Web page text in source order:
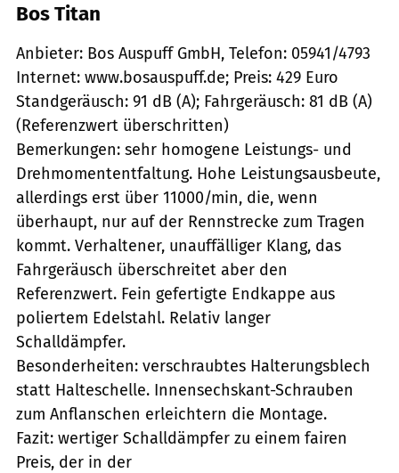
Bos Titan
Anbieter: Bos Auspuff GmbH, Telefon: 05941/4793
Internet: www.bosauspuff.de; Preis: 429 Euro
Standgeräusch: 91 dB (A); Fahrgeräusch: 81 dB (A)
(Referenzwert überschritten)
Bemerkungen: sehr homogene Leistungs- und
Drehmomententfaltung. Hohe Leistungsausbeute,
allerdings erst über 11000/min, die, wenn
überhaupt, nur auf der Rennstrecke zum Tragen
kommt. Verhaltener, unauffälliger Klang, das
Fahrgeräusch überschreitet aber den
Referenzwert. Fein gefertigte Endkappe aus
poliertem Edelstahl. Relativ langer
Schalldämpfer.
Besonderheiten: verschraubtes Halterungsblech
statt Halteschelle. Innensechskant-Schrauben
zum Anflanschen erleichtern die Montage.
Fazit: wertiger Schalldämpfer zu einem fairen
Preis, der in der